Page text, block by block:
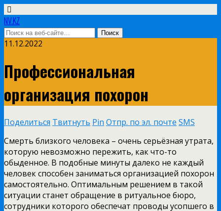
NV.KZ
11.12.2022
Профессиональная
организация похорон
Поделиться Твитнуть Pin Отпр. по эл. почте SMS
Смерть близкого человека – очень серьёзная утрата,
которую невозможно пережить, как что-то
обыденное. В подобные минуты далеко не каждый
человек способен заниматься организацией похорон
самостоятельно. Оптимальным решением в такой
ситуации станет обращение в ритуальное бюро,
сотрудники которого обеспечат проводы усопшего в